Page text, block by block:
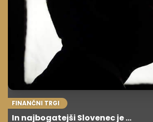
FINANČNI TRGI
In najbogatejši Slovenec je ...